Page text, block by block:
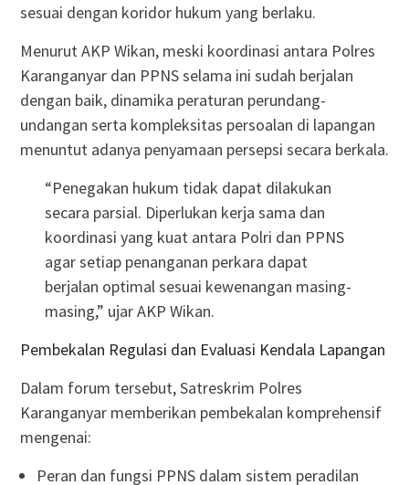
sesuai dengan koridor hukum yang berlaku.
Menurut AKP Wikan, meski koordinasi antara Polres
Karanganyar dan PPNS selama ini sudah berjalan
dengan baik, dinamika peraturan perundang-
undangan serta kompleksitas persoalan di lapangan
menuntut adanya penyamaan persepsi secara berkala.
“Penegakan hukum tidak dapat dilakukan
secara parsial. Diperlukan kerja sama dan
koordinasi yang kuat antara Polri dan PPNS
agar setiap penanganan perkara dapat
berjalan optimal sesuai kewenangan masing-
masing,” ujar AKP Wikan.
Pembekalan Regulasi dan Evaluasi Kendala Lapangan
Dalam forum tersebut, Satreskrim Polres
Karanganyar memberikan pembekalan komprehensif
mengenai:
Peran dan fungsi PPNS dalam sistem peradilan